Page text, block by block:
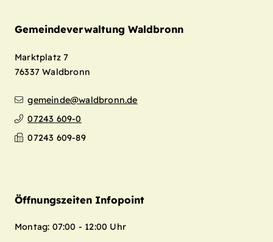
Gemeindeverwaltung Waldbronn
Marktplatz 7
76337 Waldbronn
gemeinde@waldbronn.de
07243 609-0
07243 609-89
Öffnungszeiten Infopoint
Montag: 07:00 - 12:00 Uhr